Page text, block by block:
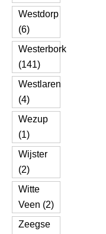
Westdorp
(6)
Westerbork
(141)
Westlaren
(4)
Wezup
(1)
Wijster
(2)
Witte
Veen (2)
Zeegse